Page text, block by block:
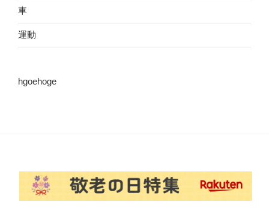
車
運動
hgoehoge